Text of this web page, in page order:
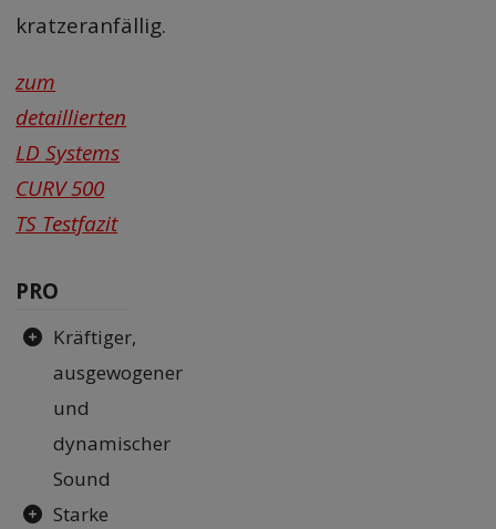
kratzeranfällig.
zum
detaillierten
LD Systems
CURV 500
TS Testfazit
PRO
Kräftiger,
ausgewogener
und
dynamischer
Sound
Starke